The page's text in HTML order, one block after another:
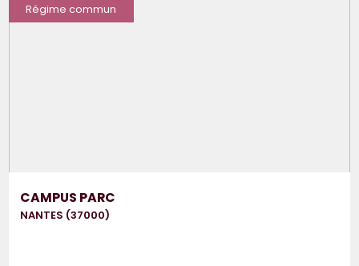
Régime commun
CAMPUS PARC
NANTES (37000)